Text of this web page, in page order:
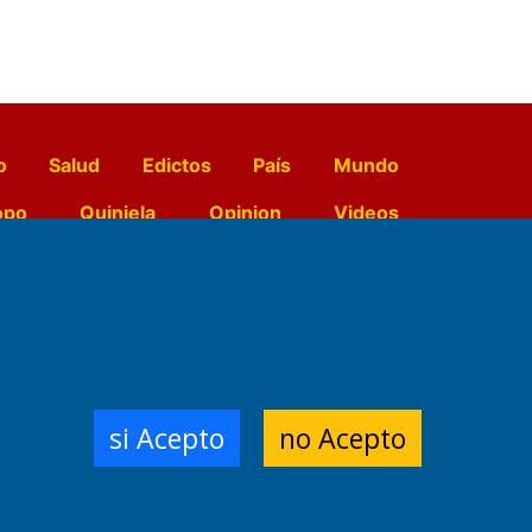
Salud Edictos País
Mundo
Quiniela Opinion
Videos
Impresora:
si Acepto no Acepto